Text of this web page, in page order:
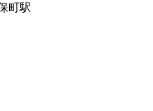
町駅